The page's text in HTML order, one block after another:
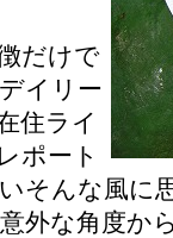
だけで
イリー
住ライ
ポート
そんな風に
外な角度か